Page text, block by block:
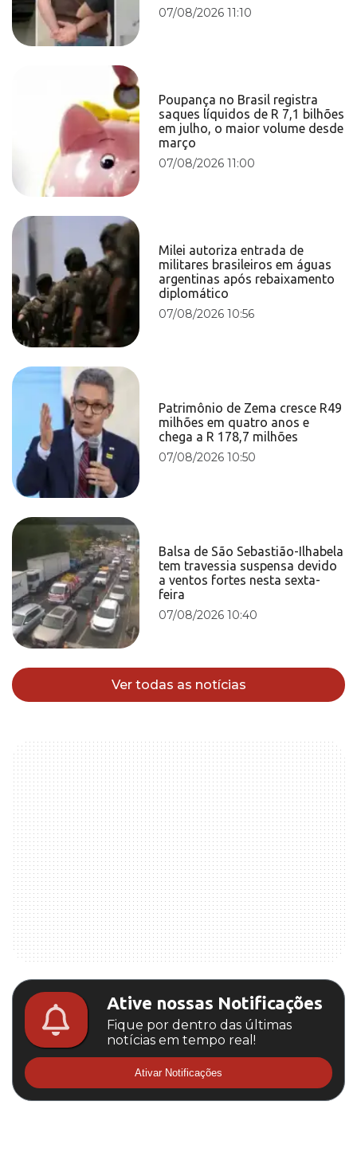
07/08/2026 11:10
Poupança no Brasil registra
saques líquidos de R 7,1 bilhões
em julho, o maior volume desde
março
07/08/2026 11:00
Milei autoriza entrada de
militares brasileiros em águas
argentinas após rebaixamento
diplomático
07/08/2026 10:56
Patrimônio de Zema cresce R49
milhões em quatro anos e
chega a R 178,7 milhões
07/08/2026 10:50
Balsa de São Sebastião-Ilhabela
tem travessia suspensa devido
a ventos fortes nesta sexta-
feira
07/08/2026 10:40
Ver todas as notícias
Ative nossas Notificações
Fique por dentro das últimas
notícias em tempo real!
Ativar Notificações